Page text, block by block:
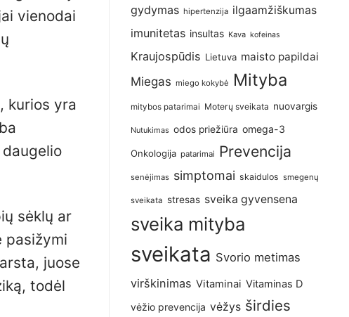
vienodai
kurios yra
sėklų ar
pasižymi
juose
todėl
gydymas hipertenzija ilgaamžiškumas
imunitetas insultas Kava kofeinas
Kraujospūdis Lietuva maisto papildai
Miegas miego kokybė Mityba
mitybos patarimai Moterų sveikata nuovargis
Nutukimas odos priežiūra omega-3
Onkologija patarimai Prevencija
senėjimas simptomai skaidulos smegenų
sveikata stresas sveika gyvensena
sveika mityba
sveikata Svorio metimas
virškinimas Vitaminai Vitaminas D
vėžio prevencija vėžys širdies